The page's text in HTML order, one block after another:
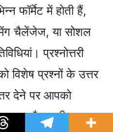
फॉर्मेट में होती हैं,
चैलेंजेज, या सोशल
प्रश्नोत्तरी
विशेष प्रश्नों के उत्तर
देने पर आपको
सकता है। इसी तरह,